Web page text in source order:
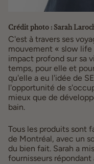
Crédit photo : Sarah
C'est à travers ses
mouvement « slow
impact profond sur sa
temps, pour elle et
qu'elle a eu l'idée de
l'opportunité de
mieux que de
bain.
Tous les produits sont
de Montréal, avec un
du bien fait. Sarah a
fournisseurs répondant